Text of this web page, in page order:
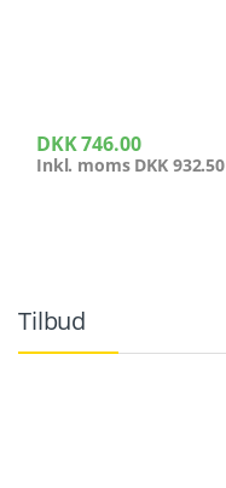
DKK746.00
Inkl. moms DKK 932.50
Tilbud